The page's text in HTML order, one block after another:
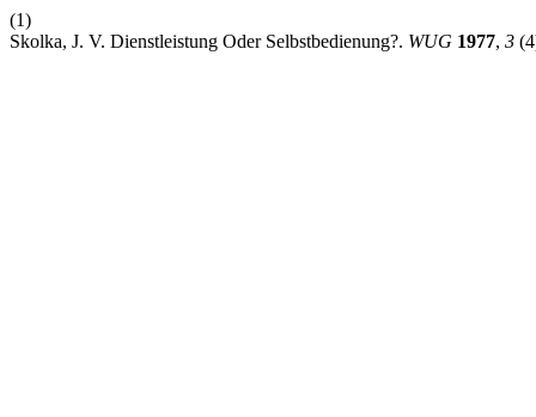
(1)
Skolka, J. V. Dienstleistung Oder Selbstbedienung?. WUG 1977, 3